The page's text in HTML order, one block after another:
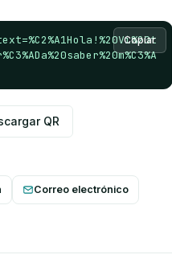
Copiar
QR
Correo electrónico